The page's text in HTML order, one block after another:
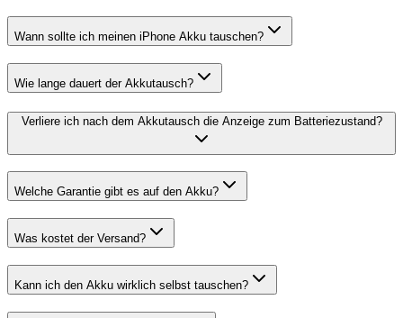
Wann sollte ich meinen iPhone Akku tauschen?
Wie lange dauert der Akkutausch?
Verliere ich nach dem Akkutausch die Anzeige zum Batteriezustand?
Welche Garantie gibt es auf den Akku?
Was kostet der Versand?
Kann ich den Akku wirklich selbst tauschen?